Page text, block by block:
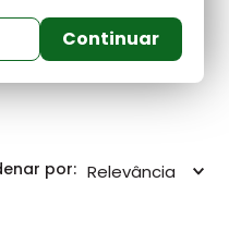
Continuar
Relevância